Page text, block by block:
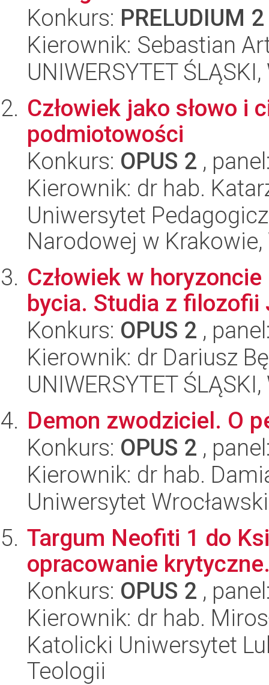
Konkurs: PRELUDIUM 2
Kierownik: Sebastian
UNIWERSYTET
Człowiek jako słowo i
podmiotowości
Konkurs: OPUS 2 ,
Kierownik: dr hab.
Uniwersytet
Narodowej w
Człowiek w
bycia. Studia z filozofii
Konkurs: OPUS 2 ,
Kierownik: dr Dariusz
UNIWERSYTET
Demon zwodziciel. O
Konkurs: OPUS 2 ,
Kierownik: dr hab.
Uniwersytet
Targum Neofiti 1 do
opracowanie
Konkurs: OPUS 2 ,
Kierownik: dr hab.
Katolicki Uniwersytet
Teologii